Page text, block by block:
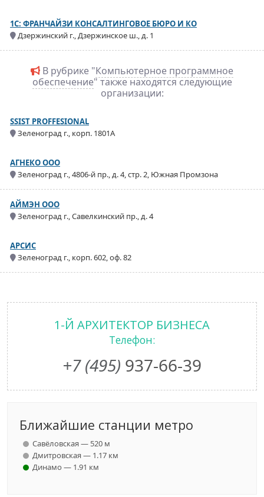
1С: ФРАНЧАЙЗИ КОНСАЛТИНГОВОЕ БЮРО И КО
Дзержинский г., Дзержинское ш., д. 1
В рубрике "Компьютерное программное
обеспечение" также находятся следующие
организации:
SSIST PROFFESIONAL
Зеленоград г., корп. 1801А
АГНЕКО ООО
Зеленоград г., 4806-й пр., д. 4, стр. 2, Южная Промзона
АЙМЭН ООО
Зеленоград г., Савелкинский пр., д. 4
АРСИС
Зеленоград г., корп. 602, оф. 82
1-Й АРХИТЕКТОР БИЗНЕСА
Телефон:
+7 (495) 937-66-39
Ближайшие станции метро
Савёловская — 520 м
Дмитровская — 1.17 км
Динамо — 1.91 км